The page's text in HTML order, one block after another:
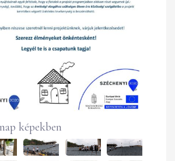
képekben